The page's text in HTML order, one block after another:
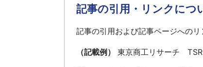
記事の引用・リンクにつ
記事の引用および記事ページへの
（記載例） 東京商工リサーチ TSR